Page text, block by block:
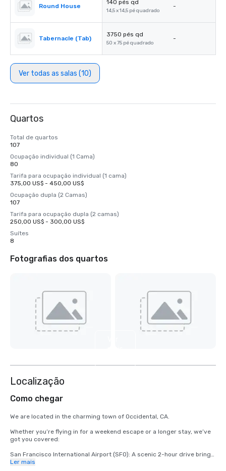
Round House
140 pés qd
14,5 x 14,5 pé quadrado
-
Tabernacle (Tab)
3750 pés qd
50 x 75 pé quadrado
-
Ver todas as salas (10)
Quartos
Total de quartos
107
Ocupação individual (1 Cama)
80
Tarifa para ocupação individual (1 cama)
375,00 US$ - 450,00 US$
Ocupação dupla (2 Camas)
107
Tarifa para ocupação dupla (2 camas)
250,00 US$ - 300,00 US$
Suítes
8
Fotografias dos quartos
Localização
Como chegar
We are located in the charming town of Occidental, CA.
Whether you’re flying in for a weekend escape or a longer stay, we’ve
got you covered:
San Francisco International Airport (SFO): A scenic 2-hour drive brings
you from arrival to relaxation.
Ler mais